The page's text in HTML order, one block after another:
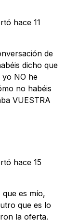
hace 11
de
dicho que
NO he
no habéis
VUESTRA
hace 15
es mío,
que es lo
la oferta.